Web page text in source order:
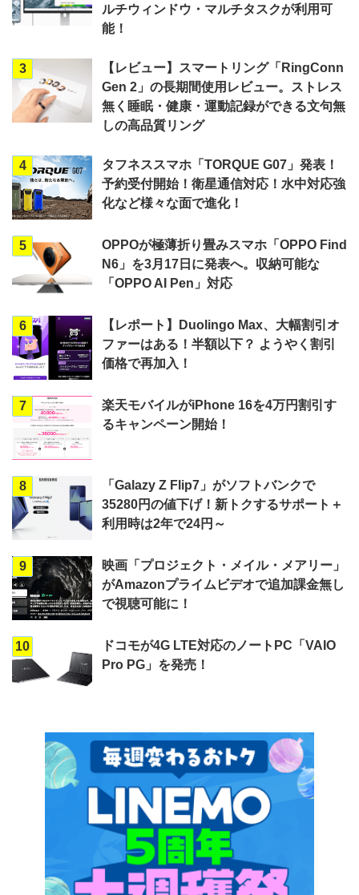
ルチウィンドウ・マルチタスクが利用可
能！
3
【レビュー】スマートリング「RingConn
Gen 2」の長期間使用レビュー。ストレス
無く睡眠・健康・運動記録ができる文句無
しの高品質リング
4
タフネススマホ「TORQUE G07」発表！
予約受付開始！衛星通信対応！水中対応強
化など様々な面で進化！
5
OPPOが極薄折り畳みスマホ「OPPO Find
N6」を3月17日に発表へ。収納可能な
「OPPO AI Pen」対応
6
【レポート】Duolingo Max、大幅割引オ
ファーはある！半額以下？ ようやく割引
価格で再加入！
7
楽天モバイルがiPhone 16を4万円割引す
るキャンペーン開始！
8
「Galazy Z Flip7」がソフトバンクで
35280円の値下げ！新トクするサポート＋
利用時は2年で24円～
9
映画「プロジェクト・メイル・メアリー」
がAmazonプライムビデオで追加課金無し
で視聴可能に！
10
ドコモが4G LTE対応のノートPC「VAIO
Pro PG」を発売！